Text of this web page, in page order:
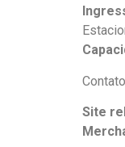
Site